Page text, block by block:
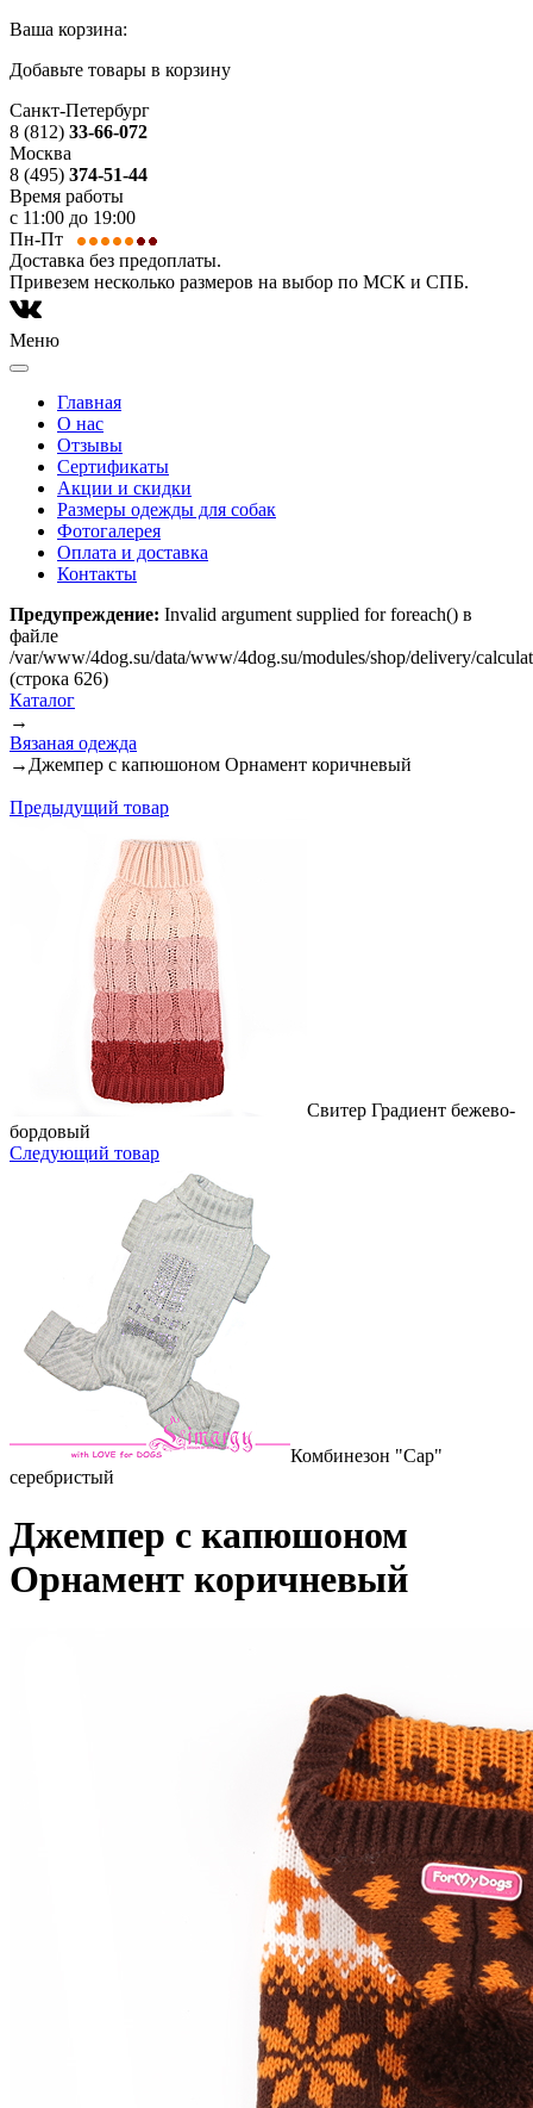
Ваша корзина:
Добавьте товары в корзину
Санкт-Петербург
8 (812) 33-66-072
Москва
8 (495) 374-51-44
Время работы
с 11:00 до 19:00
Пн-Пт
Доставка без предоплаты.
Привезем несколько размеров на выбор по МСК и СПБ.
Меню
Главная
О нас
Отзывы
Сертификаты
Акции и скидки
Размеры одежды для собак
Фотогалерея
Оплата и доставка
Контакты
Предупреждение: Invalid argument supplied for foreach() в
файле
/var/www/4dog.su/data/www/4dog.su/modules/shop/delivery/
(строка 626)
Каталог
→
Вязаная одежда
→ Джемпер с капюшоном Орнамент коричневый
Предыдущий товар
Свитер Градиент бежево-
бордовый
Следующий товар
Комбинезон "Cap"
серебристый
Джемпер с капюшоном
Орнамент коричневый